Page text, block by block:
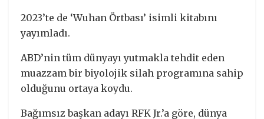
2023’te de ‘Wuhan Örtbası’ isimli kitabını
yayımladı.
ABD’nin tüm dünyayı yutmakla tehdit eden
muazzam bir biyolojik silah programına sahip
olduğunu ortaya koydu.
Bağımsız başkan adayı RFK Jr.’a göre, dünya